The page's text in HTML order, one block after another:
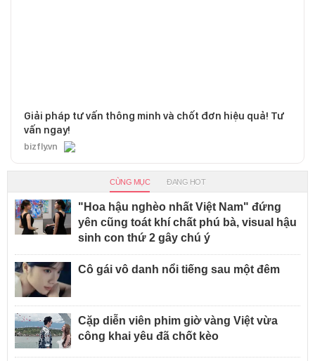
Giải pháp tư vấn thông minh và chốt đơn hiệu quả! Tư
vấn ngay!
bizfly.vn
CÙNG MỤC ĐANG HOT
"Hoa hậu nghèo nhất Việt Nam" đứng
yên cũng toát khí chất phú bà, visual hậu
sinh con thứ 2 gây chú ý
Cô gái vô danh nổi tiếng sau một đêm
Cặp diễn viên phim giờ vàng Việt vừa
công khai yêu đã chốt kèo